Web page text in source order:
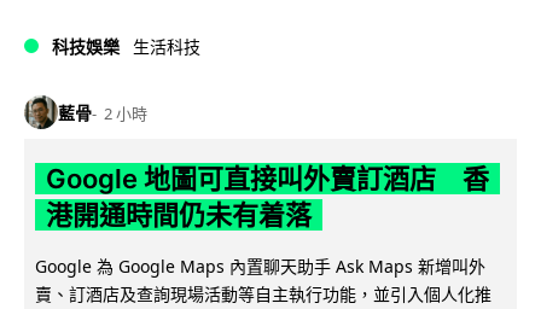
科技娛樂 生活科技
藍骨 2 小時
Google 地圖可直接叫外賣訂酒店 香
港開通時間仍未有着落
Google 為 Google Maps 內置聊天助手 Ask Maps 新增叫外
賣、訂酒店及查詢現場活動等自主執行功能，並引入個人化推